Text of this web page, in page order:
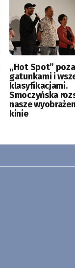
„Hot Spot” poza
gatunkami i
klasyfikacjami.
Smoczyńska
nasze
kinie